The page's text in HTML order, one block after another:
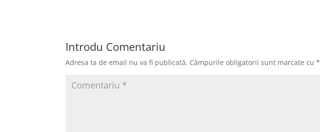
Introdu Comentariu
Adresa ta de email nu va fi publicată. Câmpurile obligatorii sunt marcate cu*